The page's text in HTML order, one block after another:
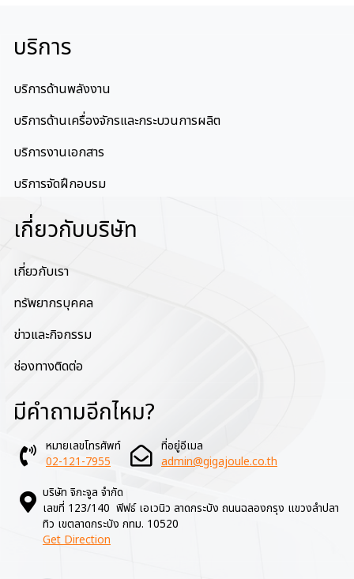
บริการ
บริการด้านพลังงาน
บริการด้านเครื่องจักรและกระบวนการผลิต
บริการงานเอกสาร
บริการจัดฝึกอบรม
เกี่ยวกับบริษัท
เกี่ยวกับเรา
ทรัพยากรบุคคล
ข่าวและกิจกรรม
ช่องทางติดต่อ
มีคำถามอีกไหม?
หมายเลขโทรศัพท์
02-121-7955
ที่อยู่อีเมล
admin@gigajoule.co.th
บริษัท จิกะจูล จำกัด
เลขที่ 123/140 ฟิฟธ์ เอเวนิว ลาดกระบัง ถนนฉลองกรุง แขวงลำปลา
ทิว เขตลาดกระบัง กทม. 10520
Get Direction